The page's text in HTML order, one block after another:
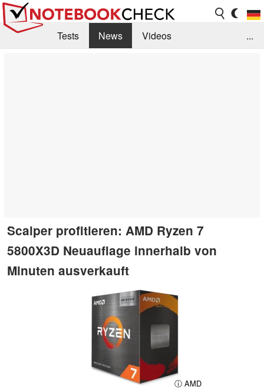
Tests News
Videos
...
Scalper profitieren: AMD Ryzen 7
5800X3D Neuauflage innerhalb von
Minuten ausverkauft
ⓘ AMD